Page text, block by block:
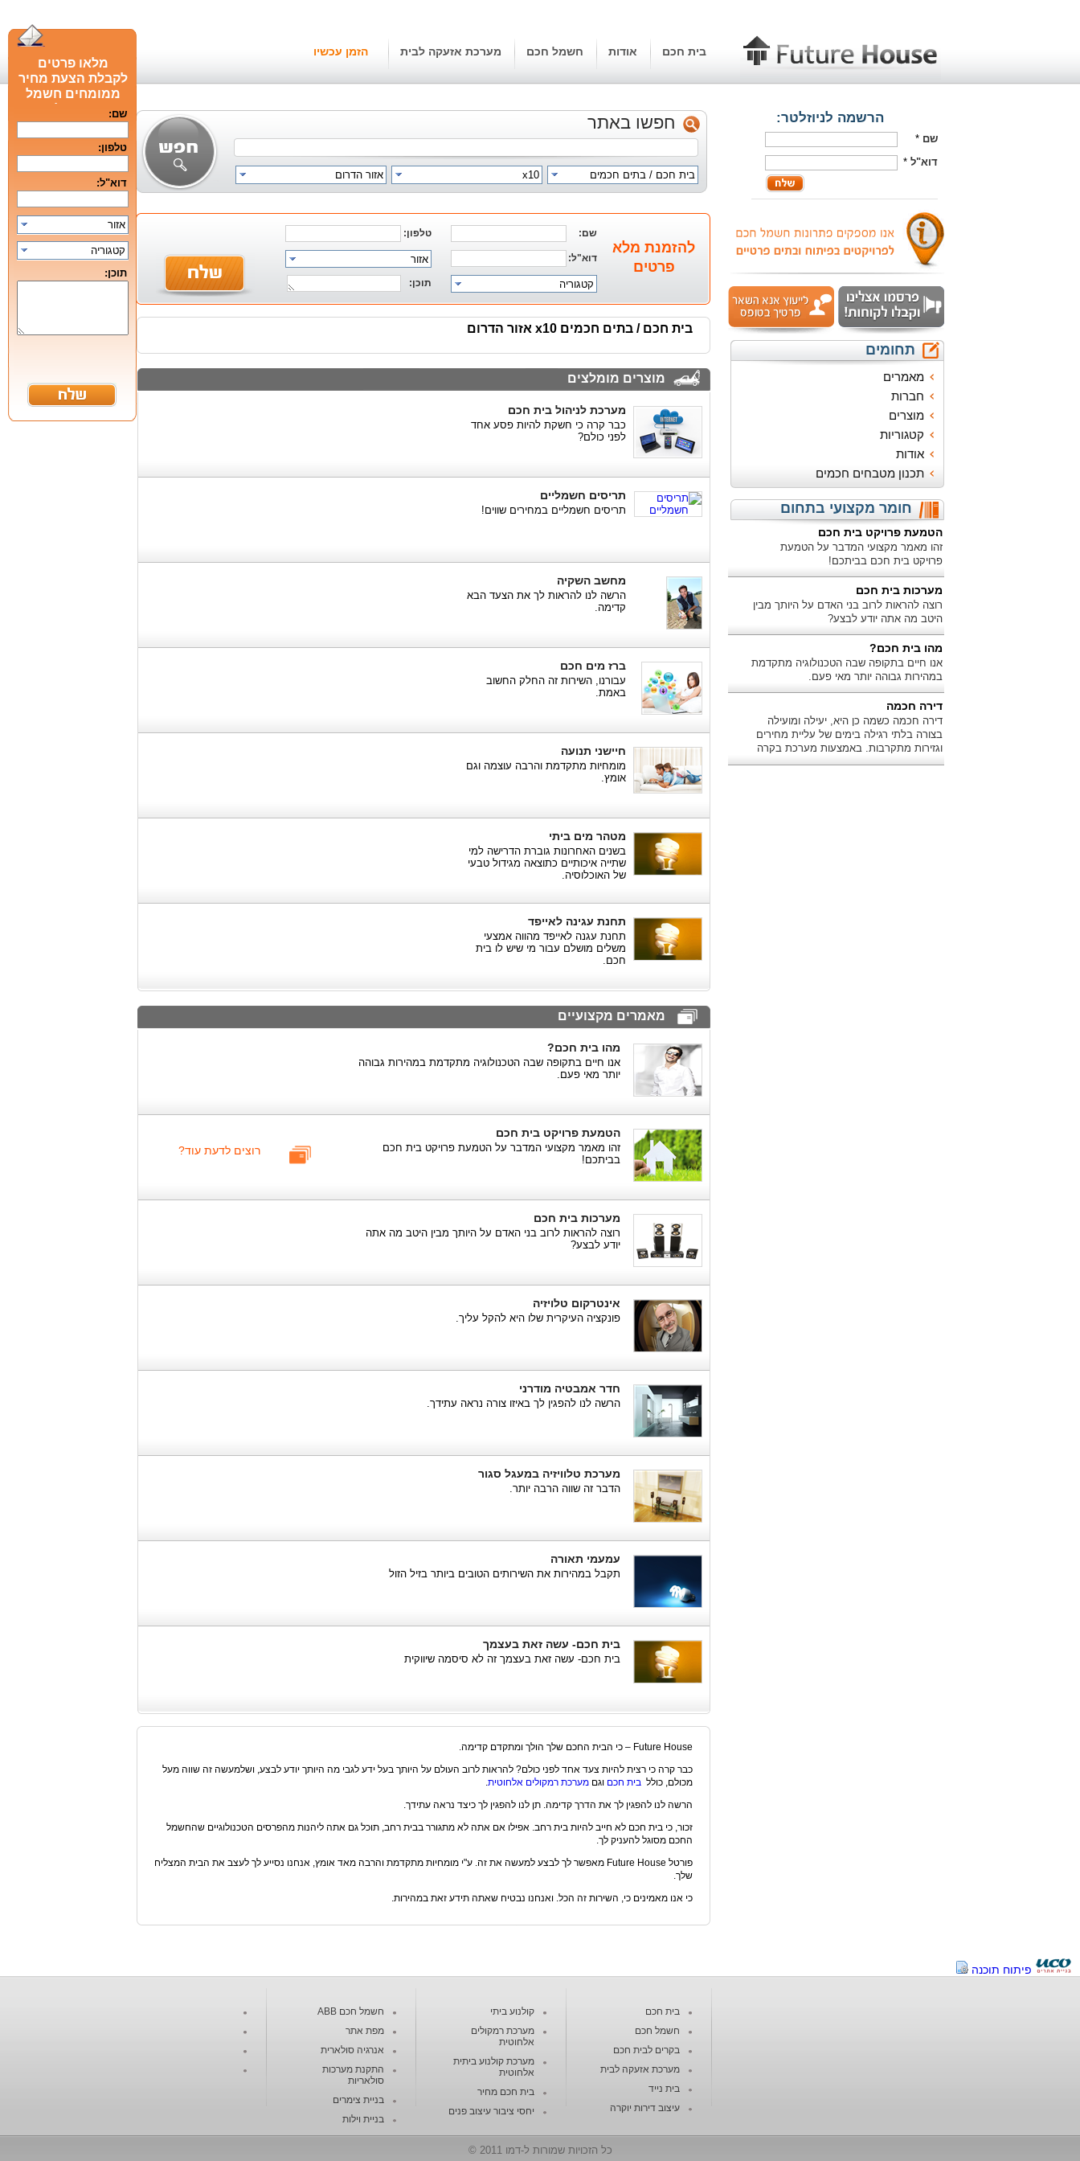
בית חכם אודות חשמל חכם מערכת אזעקה לבית הזמן עכשיו
הרשמה לניוזלטר:
שם *
דוא"ל *
תחומים
מאמרים
חברות
מוצרים
קטגוריות
אודות
תכנון מטבחים חכמים
חומר מקצועי בתחום
הטמעת פרויקט בית חכם
זהו מאמר מקצועי המדבר על הטמעת
פרויקט בית חכם בביתכם!
מערכות בית חכם
רוצה להראות לרוב בני האדם על היותך מבין
היטב מה אתה יודע לבצע?
מהו בית חכם?
אנו חיים בתקופה שבה הטכנולוגיה מתקדמת
במהירות גבוהה יותר מאי פעם.
דירה חכמה
דירה חכמה כשמה כן היא, יעילה ומועילה
בצורה בלתי רגילה בימים של עליית מחירים
וגזירות מתקרבות. באמצעות מערכת בקרה
מתקדמת ניתן לשלוט היטב בהוצאות.
חפשו באתר
בית חכם / בתים חכמים x10 אזור הדרום
להזמנת מלא
פרטים
שם: טלפון:
דוא"ל: אזור
קטגוריה תוכן:
בית חכם / בתים חכמים x10 אזור הדרום
מוצרים מומלצים
מערכת לניהול בית חכם
כבר קרה כי חשקת להיות פסע אחד
לפני כולם?
תריסים חשמליים
תריסים חשמליים במחירים שווים!
מחשב השקיה
הרשה לנו להראות לך את הצעד הבא
קדימה.
ברז מים חכם
עבורנו, השירות זה החלק החשוב
באמת.
חיישני תנועה
מומחיות מתקדמת והרבה עוצמה וגם
אומץ.
מטהר מים ביתי
בשנים האחרונות גוברת הדרישה למי
שתייה איכותיים כתוצאה מגידול טבעי
של האוכלוסיה.
תחנת עגינה לאייפד
תחנת עגנה לאייפד מהווה אמצעי
משלים מושלם עבור מי שיש לו בית
חכם.
מאמרים מקצועיים
מהו בית חכם?
אנו חיים בתקופה שבה הטכנולוגיה מתקדמת במהירות גבוהה
יותר מאי פעם.
הטמעת פרויקט בית חכם
זהו מאמר מקצועי המדבר על הטמעת פרויקט בית חכם
בביתכם!
רוצים לדעת עוד?
מערכות בית חכם
רוצה להראות לרוב בני האדם על היותך מבין היטב מה אתה
יודע לבצע?
אינטרקום טלויזיה
פונקציה העיקרית שלו היא להקל עליך.
חדר אמבטיה מודרני
הרשה לנו להפגין לך באיזו צורה נראה עתידך.
מערכת טלוויזיה במעגל סגור
הדבר זה שווה הרבה יותר.
עמעמי תאורה
תקבל במהירות את השירותים הטובים ביותר בזיל הזול
בית חכם- עשה זאת בעצמך
בית חכם- עשה זאת בעצמך זה לא סיסמה שיווקית
Future House – כי הבית החכם שלך הולך ומתקדם קדימה.
כבר קרה כי רצית להיות צעד אחד לפני כולם? להראות לרוב העולם על היותך בעל ידע לגבי מה היותך יודע לבצע, ושלמעשה זה שווה מעל
מכולם, כולל בית חכם וגם מערכת רמקולים אלחוטית.
הרשה לנו להפגין לך את הדרך קדימה. תן לנו להפגין לך כיצד נראה עתידך.
זכור, כי בית חכם לא חייב להיות בית רחב. אפילו אם אתה לא מתגורר בבית רחב, תוכל גם אתה ליהנות מהפרסים הטכנולוגיים שהחשמל
החכם מסוגל להעניק לך.
פורטל Future House מאפשר לך לבצע למעשה את זה. ע"י מומחיות מתקדמת והרבה מאד אומץ, אנחנו נסייע לך לעצב את הבית המצליח
שלך.
כי אנו מאמינים כי, השירות זה הכל. ואנחנו נבטיח שאתה תידע זאת במהירות.
פיתוח תוכנה
בית חכם
חשמל חכם
בקרים לבית חכם
מערכת אזעקה לבית
בית נייד
עיצוב דירות יוקרה
קולנוע ביתי
מערכת רמקולים
אלחוטית
מערכת קולנוע ביתית
אלחוטית
בית חכם מחיר
יחסי ציבור עיצוב פנים
חשמל חכם ABB
מפת אתר
אנרגיה סולארית
התקנת מערכות
סולאריות
בניית צימרים
בניית וילות
כל הזכויות שמורות ל-דמו 2011 ©
מלאו פרטים
לקבלת הצעת מחיר
ממומחים חשמל
חכם מומלציםשם:
טלפון:
דוא"ל:
אזור
קטגוריה
תוכן: